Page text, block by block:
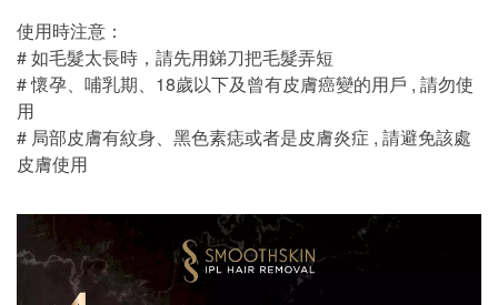
使用時注意：
# 如毛髮太長時，請先用銻刀把毛髮弄短
# 懷孕、哺乳期、18歲以下及曾有皮膚癌變的用戶 , 請勿使
用
# 局部皮膚有紋身、黑色素痣或者是皮膚炎症 , 請避免該處
皮膚使用